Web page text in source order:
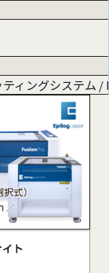
ティングシステム